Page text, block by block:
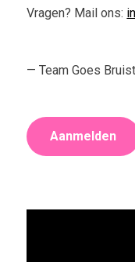
Vragen? Mail ons:
— Team Goes Bruist
Aanmelden